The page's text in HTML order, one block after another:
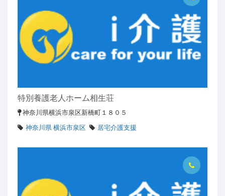
特別養護老人ホーム相生荘
神奈川県横浜市泉区新橋町１８０５
神奈川県 横浜市泉区
居宅介護支援